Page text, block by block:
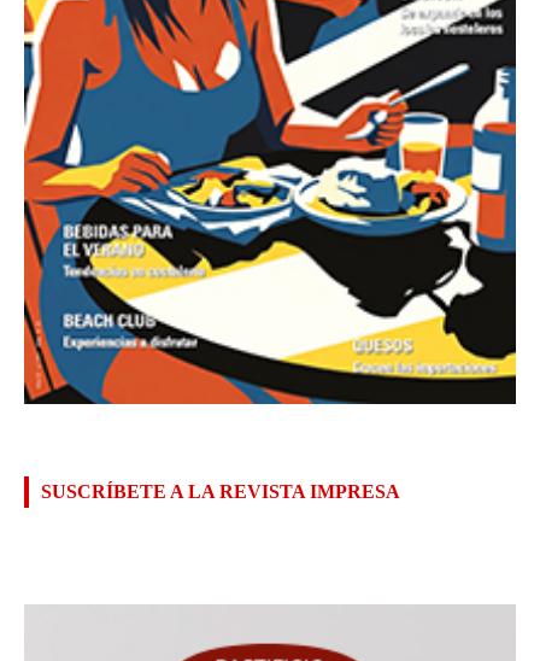
SUSCRÍBETE A LA REVISTA IMPRESA